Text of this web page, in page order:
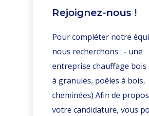
Rejoignez-nous !
Pour compléter notre
nous recherchons : - une
entreprise chauffage bois
à granulés, poêles à bois,
cheminées) Afin de
votre candidature, vous